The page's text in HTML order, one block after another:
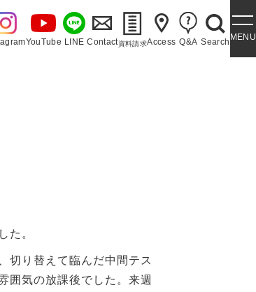
YouTube LINE Contact資料請求Access Q&A SearchMENU
た。
切り替えて臨んだ中間テス
囲気の放課後でした。来週